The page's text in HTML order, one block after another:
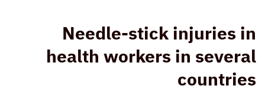
Needle-stick injuries in
health workers in several
countries